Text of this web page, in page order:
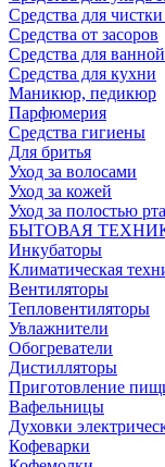
Средства для
Средства от засоров
Средства для
Средства для кухни
Маникюр, педикюр
Парфюмерия
Средства гигиены
Для бритья
Уход за волосами
Уход за кожей
Уход за полостью рта
БЫТОВАЯ
Инкубаторы
Климатическая
Вентиляторы
Тепловентиляторы
Увлажнители
Обогреватели
Дистилляторы
Приготовление
Вафельницы
Духовки
Кофеварки